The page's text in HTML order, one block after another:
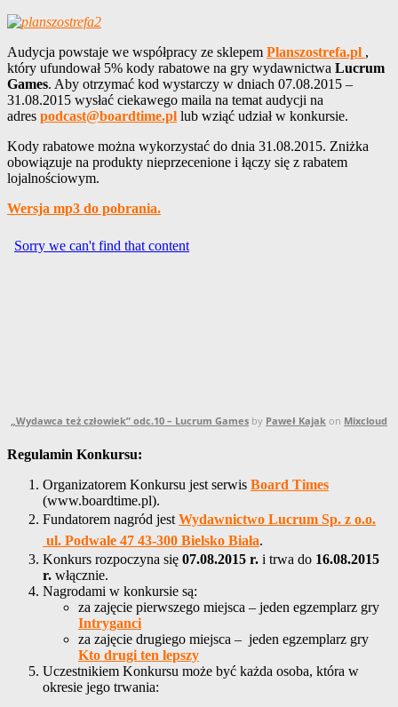
Audycja powstaje we współpracy ze sklepem Planszostrefa.pl ,
który ufundował 5% kody rabatowe na gry wydawnictwa Lucrum
Games. Aby otrzymać kod wystarczy w dniach 07.08.2015 –
31.08.2015 wysłać ciekawego maila na temat audycji na
adres podcast@boardtime.pl lub wziąć udział w konkursie.
Kody rabatowe można wykorzystać do dnia 31.08.2015. Zniżka
obowiązuje na produkty nieprzecenione i łączy się z rabatem
lojalnościowym.
Wersja mp3 do pobrania.
„Wydawca też człowiek” odc.10 – Lucrum Games by Paweł Kajak on Mixcloud
Regulamin Konkursu:
Organizatorem Konkursu jest serwis Board Times
(www.boardtime.pl).
Fundatorem nagród jest Wydawnictwo Lucrum Sp. z o.o.
ul. Podwale 47 43-300 Bielsko Biała.
Konkurs rozpoczyna się 07.08.2015 r. i trwa do 16.08.2015
r. włącznie.
Nagrodami w konkursie są:
za zajęcie pierwszego miejsca – jeden egzemplarz gry
Intryganci
za zajęcie drugiego miejsca – jeden egzemplarz gry
Kto drugi ten lepszy
Uczestnikiem Konkursu może być każda osoba, która w
okresie jego trwania: